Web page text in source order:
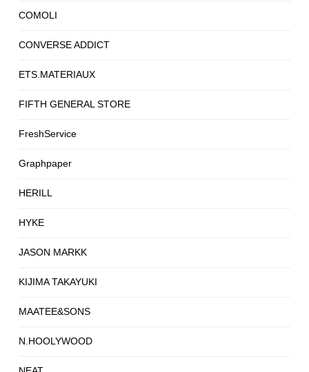
COMOLI
CONVERSE ADDICT
ETS.MATERIAUX
FIFTH GENERAL STORE
FreshService
Graphpaper
HERILL
HYKE
JASON MARKK
KIJIMA TAKAYUKI
MAATEE&SONS
N.HOOLYWOOD